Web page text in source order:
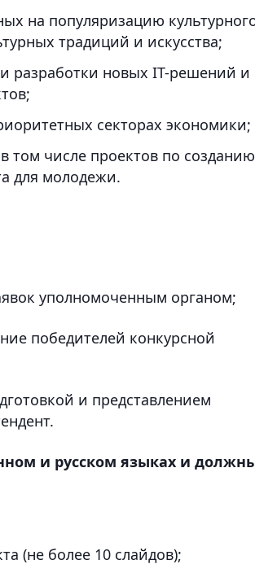
на популяризацию
традиций и искусства;
разработки новых IT-решений и
секторах экономики;
том числе проектов по созданию
для молодежи.
уполномоченным органом;
победителей конкурсной
и представлением
и русском языках и
(не более 10 слайдов);